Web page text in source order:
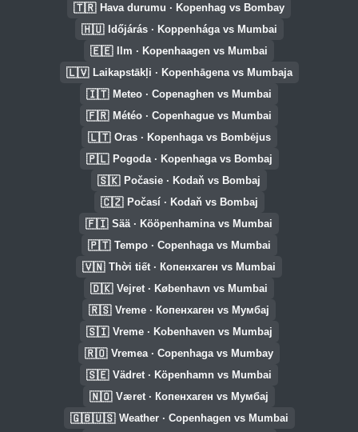
🇹🇷 Hava durumu · Kopenhag vs Bombay
🇭🇺 Időjárás · Koppenhága vs Mumbai
🇪🇪 Ilm · Kopenhaagen vs Mumbai
🇱🇻 Laikapstākļi · Kopenhāgena vs Mumbaja
🇮🇹 Meteo · Copenaghen vs Mumbai
🇫🇷 Météo · Copenhague vs Mumbai
🇱🇹 Oras · Kopenhaga vs Bombėjus
🇵🇱 Pogoda · Kopenhaga vs Bombaj
🇸🇰 Počasie · Kodaň vs Bombaj
🇨🇿 Počasí · Kodaň vs Bombaj
🇫🇮 Sää · Kööpenhamina vs Mumbai
🇵🇹 Tempo · Copenhaga vs Mumbai
🇻🇳 Thời tiết · Копенхаген vs Mumbai
🇩🇰 Vejret · København vs Mumbai
🇷🇸 Vreme · Копенхаген vs Мумбај
🇸🇮 Vreme · Kobenhaven vs Mumbaj
🇷🇴 Vremea · Copenhaga vs Mumbay
🇸🇪 Vädret · Köpenhamn vs Mumbai
🇳🇴 Været · Копенхаген vs Мумбај
🇬🇧🇺🇸 Weather · Copenhagen vs Mumbai